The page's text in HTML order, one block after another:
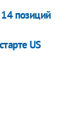
14 позиций
US